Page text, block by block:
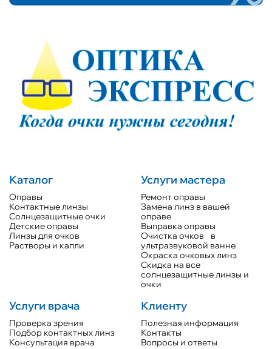
Каталог
Оправы
Контактные линзы
Солнцезащитные очки
Детские оправы
Линзы для очков
Растворы и капли
Услуги мастера
Ремонт оправы
Замена линз в вашей
оправе
Выправка оправы
Очистка очков в
ультразвуковой ванне
Окраска очковых линз
Скидка на все
солнцезащитные линзы и
очки
Услуги врача
Проверка зрения
Подбор контактных линз
Консультация врача
Клиенту
Полезная информация
Контакты
Вопросы и ответы